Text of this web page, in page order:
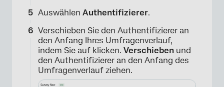
Auswählen Authentifizierer.
Verschieben Sie den Authentifizierer an
den Anfang Ihres Umfragenverlauf,
indem Sie auf klicken. Verschieben und
den Authentifizierer an den Anfang des
Umfragenverlauf ziehen.